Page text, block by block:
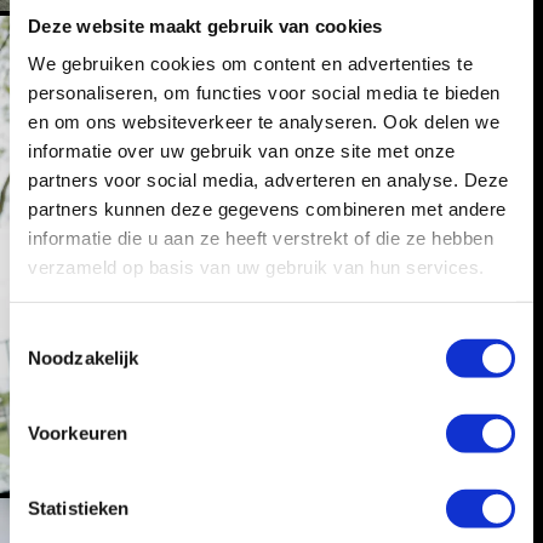
Deze website maakt gebruik van cookies
We gebruiken cookies om content en advertenties te
personaliseren, om functies voor social media te bieden
en om ons websiteverkeer te analyseren. Ook delen we
informatie over uw gebruik van onze site met onze
partners voor social media, adverteren en analyse. Deze
partners kunnen deze gegevens combineren met andere
informatie die u aan ze heeft verstrekt of die ze hebben
verzameld op basis van uw gebruik van hun services.
e
e
Noodzakelijk
Voorkeuren
Statistieken